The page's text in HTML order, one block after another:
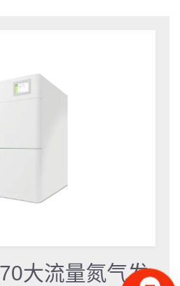
大流量氮气发